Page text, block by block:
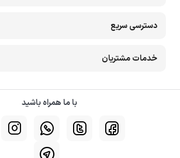
دسترسی سریع
خدمات مشتریان
با ما همراه باشید